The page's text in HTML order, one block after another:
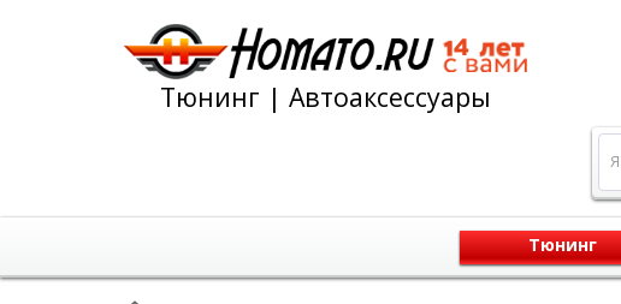
Тюнинг | Автоаксессуары
Тюнинг